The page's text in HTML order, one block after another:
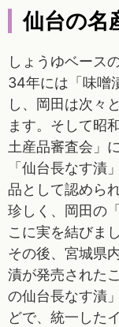
仙台の名
しょうゆベース
34年には「味噌
し、岡田は次々
ます。そして昭
土産品審査会」
「仙台長なす漬
品として認めら
珍しく、岡田の
こに実を結びまし
その後、宮城県
漬が発売された
の仙台長なす漬
どで、統一した